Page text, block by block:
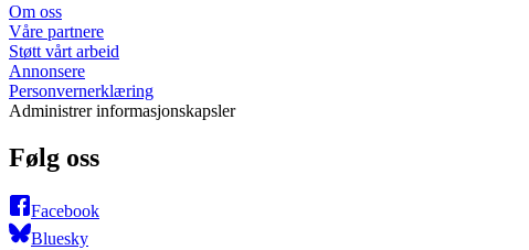
Om oss
Våre partnere
Støtt vårt arbeid
Annonsere
Personvernerklæring
Administrer informasjonskapsler
Følg oss
Facebook
Bluesky